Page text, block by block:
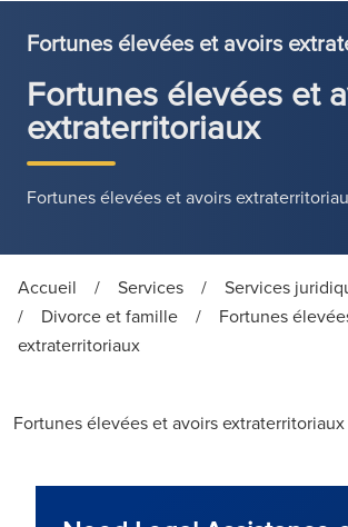
Fortunes élevées et avoirs
Fortunes élevées et
extraterritoriaux
Fortunes élevées et avoirs
Accueil / Services /
Services
/
Divorce et famille /
Fortunes
extraterritoriaux
Fortunes élevées et avoirs extraterritoriaux